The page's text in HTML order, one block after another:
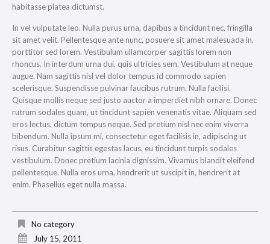
habitasse platea dictumst.
In vel vulputate leo. Nulla purus urna, dapibus a tincidunt nec, fringilla
sit amet velit. Pellentesque ante nunc, posuere sit amet malesuada in,
porttitor sed lorem. Vestibulum ullamcorper sagittis lorem non
rhoncus. In interdum urna dui, quis ultricies sem. Vestibulum at neque
augue. Nam sagittis nisl vel dolor tempus id commodo sapien
scelerisque. Suspendisse pulvinar faucibus rutrum. Nulla facilisi.
Quisque mollis neque sed justo auctor a imperdiet nibh ornare. Donec
rutrum sodales quam, ut tincidunt sapien venenatis vitae. Aliquam sed
eros lectus, dictum tempus neque. Sed pretium nisl nec enim viverra
bibendum. Nulla ipsum mi, consectetur eget facilisis in, adipiscing ut
risus. Curabitur sagittis egestas lacus, eu tincidunt turpis sodales
vestibulum. Donec pretium lacinia dignissim. Vivamus blandit eleifend
pellentesque. Nulla eros urna, hendrerit ut suscipit in, hendrerit at
enim. Phasellus eget nulla massa.
No category
July 15, 2011